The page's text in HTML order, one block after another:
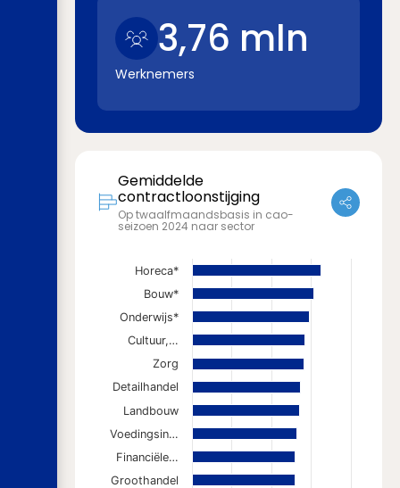
3,76 mln
Werknemers
Gemiddelde
contractloonstijging
Op twaalfmaandsbasis in cao-
seizoen 2024 naar sector
Horeca*
Bouw*
Onderwijs*
Cultuur,…
Zorg
Detailhandel
Landbouw
Voedingsin…
Financiële…
Groothandel